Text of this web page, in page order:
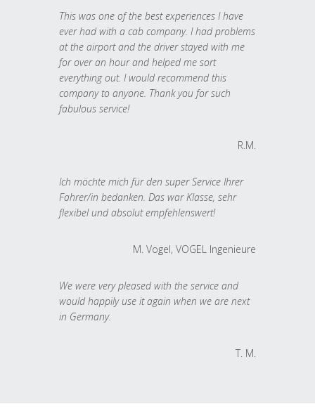
This was one of the best experiences I have
ever had with a cab company. I had problems
at the airport and the driver stayed with me
for over an hour and helped me sort
everything out. I would recommend this
company to anyone. Thank you for such
fabulous service!
R.M.
Ich möchte mich für den super Service Ihrer
Fahrer/in bedanken. Das war Klasse, sehr
flexibel und absolut empfehlenswert!
M. Vogel, VOGEL Ingenieure
We were very pleased with the service and
would happily use it again when we are next
in Germany.
T. M.